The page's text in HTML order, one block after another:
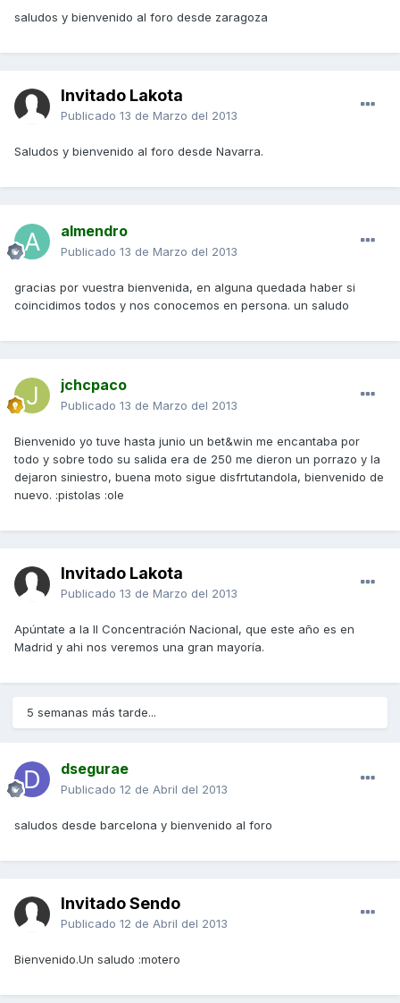
saludos y bienvenido al foro desde zaragoza
Invitado Lakota
Publicado 13 de Marzo del 2013
Saludos y bienvenido al foro desde Navarra.
almendro
Publicado 13 de Marzo del 2013
gracias por vuestra bienvenida, en alguna quedada haber si
coincidimos todos y nos conocemos en persona. un saludo
jchcpaco
Publicado 13 de Marzo del 2013
Bienvenido yo tuve hasta junio un bet&win me encantaba por
todo y sobre todo su salida era de 250 me dieron un porrazo y la
dejaron siniestro, buena moto sigue disfrtutandola, bienvenido de
nuevo. :pistolas :ole
Invitado Lakota
Publicado 13 de Marzo del 2013
Apúntate a la II Concentración Nacional, que este año es en
Madrid y ahi nos veremos una gran mayoría.
5 semanas más tarde...
dsegurae
Publicado 12 de Abril del 2013
saludos desde barcelona y bienvenido al foro
Invitado Sendo
Publicado 12 de Abril del 2013
Bienvenido.Un saludo :motero